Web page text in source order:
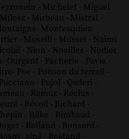
- Michelet - Miguel
Milosz - Mirbeau - Mistral -
- Montesquieu-
- Moselli - Musset - Naïmi
- Nion - Noailles - Nodier
- Ourgant - Pacherie - Pavie -
- Poe - Ponson du terrail -
Pucciano - Pujol - Qaderi -
- Ramuz - Reclus -
- Révoil - Richard -
- Rilke - Rimbaud -
- Rolland - Ronsard -
- Rostand -